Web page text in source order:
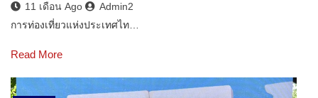
11 เดือน Ago
Admin2
การท่องเที่ยวแห่งประเทศไท…
Read More